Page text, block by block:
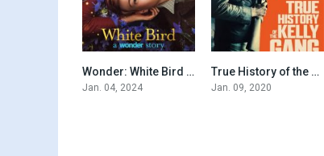
7.4Wonder: White Bird (2024)
Jan. 04, 2024
6.1
True History of the Kelly Gang (2020)
Jan. 09, 2020